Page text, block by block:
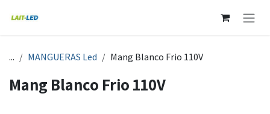
... MANGUERAS Led Mang Blanco Frio 110V
Mang Blanco Frio 110V